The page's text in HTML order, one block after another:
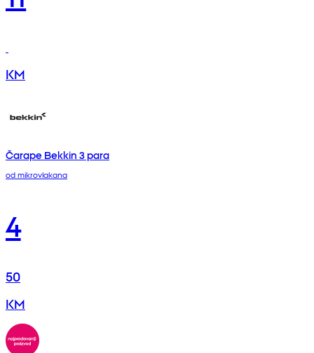
KM
Čarape Bekkin 3 para
od mikrovlakana
4
50
KM